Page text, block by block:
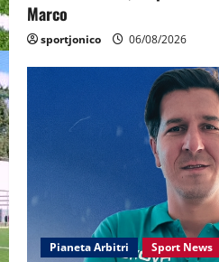
Marco
sportjonico 06/08/2026
Pianeta Arbitri Sport News